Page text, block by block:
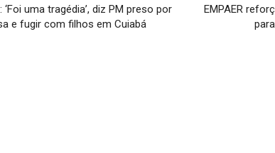
‘Foi uma tragédia’, diz PM preso por
e fugir com filhos em Cuiabá
EMPAER